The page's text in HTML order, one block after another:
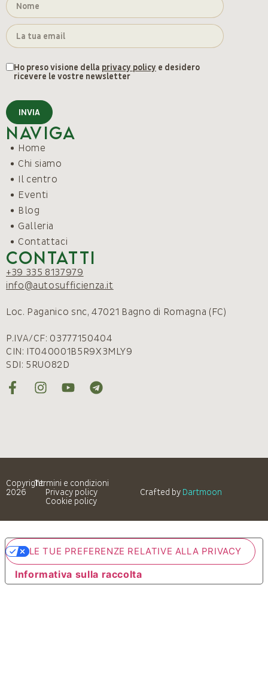
Ho preso visione della privacy policy e desidero
ricevere le vostre newsletter
INVIA
Naviga
Home
Chi siamo
Il centro
Eventi
Blog
Galleria
Contattaci
Contatti
+39 335 8137979
info@autosufficienza.it
Loc. Paganico snc, 47021 Bagno di Romagna (FC)
P.IVA/CF: 03777150404
CIN: IT040001B5R9X3MLY9
SDI: 5RUO82D
Copyright
2026
Termini e condizioni
Privacy policy
Cookie policy
Crafted by Dartmoon
Informativa sulla raccolta
LE TUE PREFERENZE RELATIVE ALLA PRIVACY